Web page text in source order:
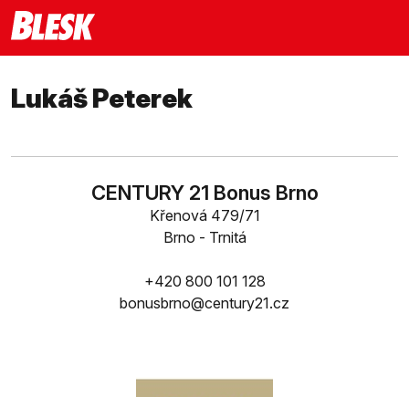
Lukáš Peterek
CENTURY 21 Bonus Brno
Křenová 479/71
Brno - Trnitá
+420 800 101 128
bonusbrno@century21.cz